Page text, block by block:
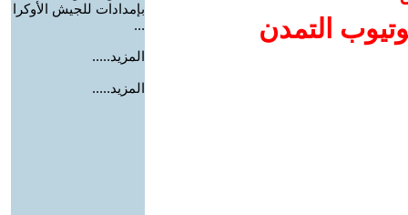
التمدن
بإمدادات للجيش الأوكرا
...
المزيد.....
المزيد.....